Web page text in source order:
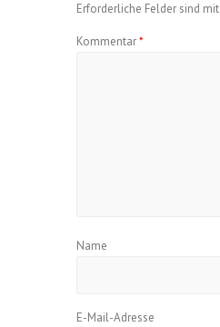
Erforderliche Felder sind mit
Kommentar*
Name
E-Mail-Adresse